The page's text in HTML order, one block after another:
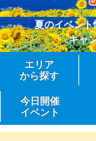
夏のイベン
キャ
エリア
から探す
今日開催
イベント